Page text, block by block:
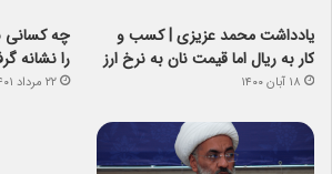
یادداشت‌ محمد عزیزی | کسب و
کار به ریال اما قیمت نان به نرخ ارز
۱۸ آبان ۱۴۰۰
چه کسانی
را نشانه
۲۲ مرداد ۱۴۰۱